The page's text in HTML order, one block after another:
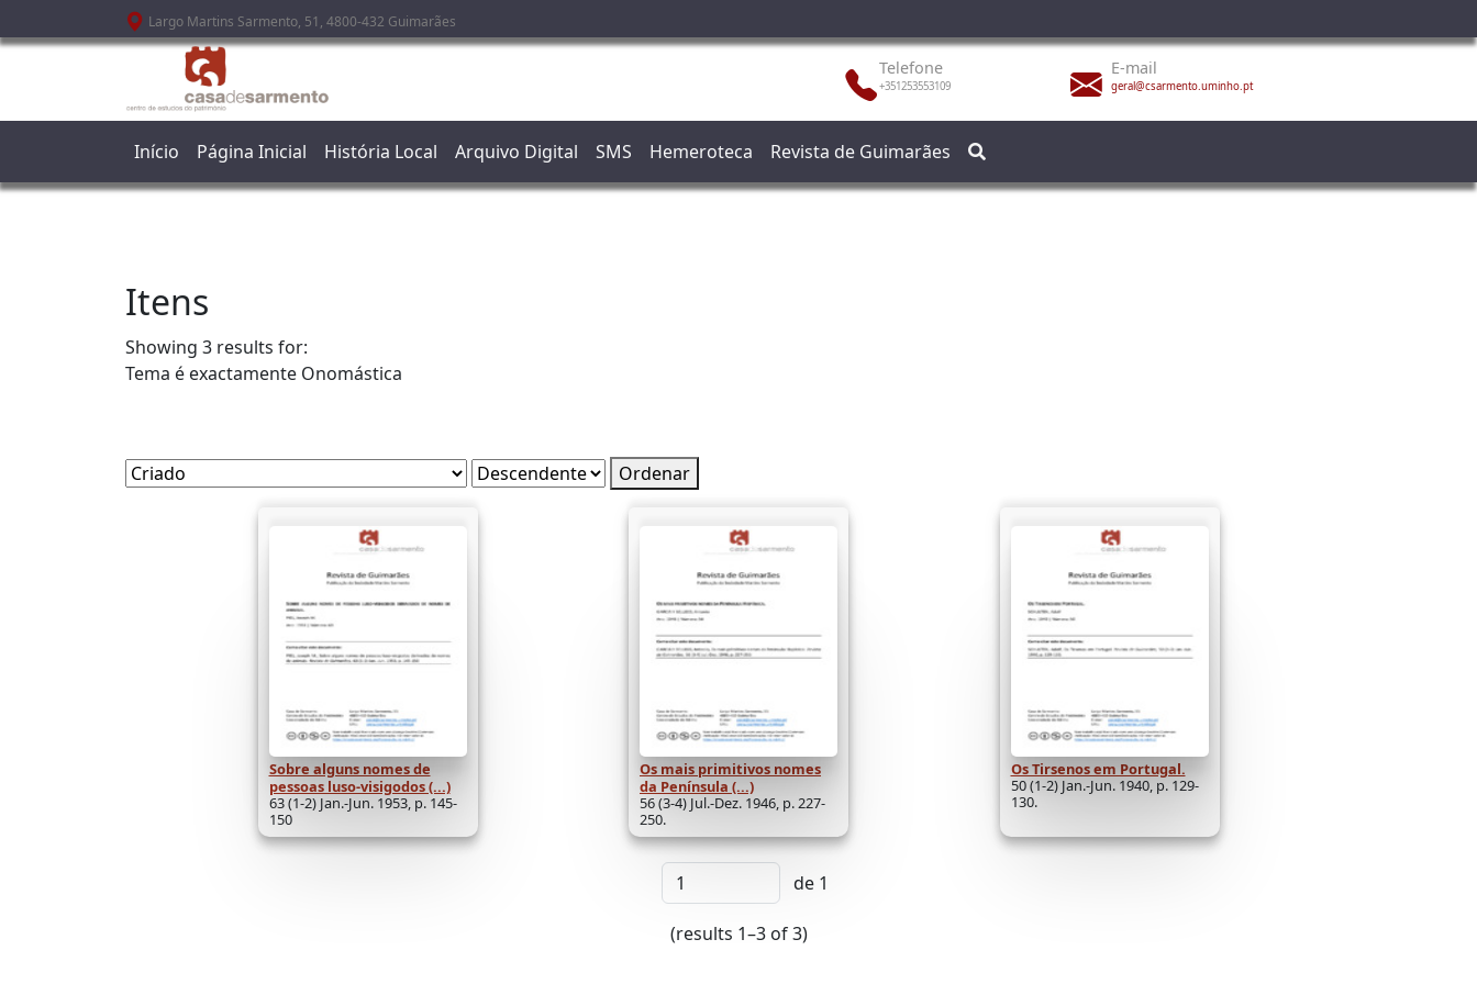
Passar para o conteúdo principalLargo Martins Sarmento, 51, 4800-432 Guimarães
Telefone
+351253553109
E-mail
geral@csarmento.uminho.pt
Início Página Inicial História Local Arquivo Digital SMS Hemeroteca Revista de Guimarães
Itens
Showing 3 results for:
Tema é exactamente Onomástica
Ordenar
Sobre alguns nomes de
pessoas luso-visigodos (...)
63 (1-2) Jan.-Jun. 1953, p. 145-
150
Os mais primitivos nomes
da Península (...)
56 (3-4) Jul.-Dez. 1946, p. 227-
250.
Os Tirsenos em Portugal.
50 (1-2) Jan.-Jun. 1940, p. 129-
130.
de 1
(results 1–3 of 3)